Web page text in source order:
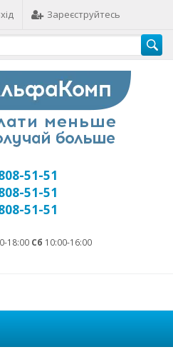
Зареєструйтесь
51-51
51-51
51-51
18:00 Сб 10:00-16:00